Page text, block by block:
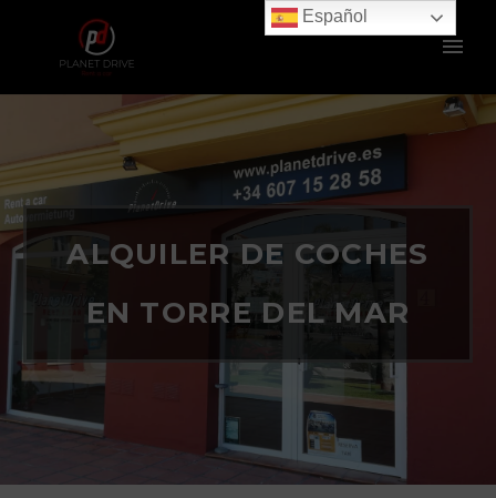
ALQUILER DE COCHES
EN TORRE DEL MAR
Español